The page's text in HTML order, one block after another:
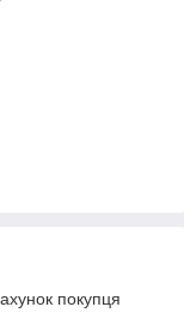
покупця